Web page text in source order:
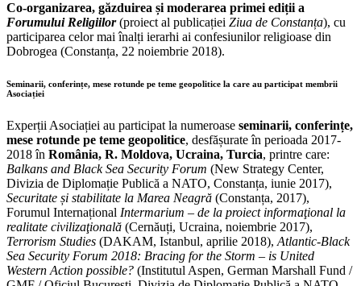
Co-organizarea, găzduirea și moderarea primei ediții a
Forumului Religiilor(proiect al publicației Ziua de Constanța), cu
participarea celor mai înalți ierarhi ai confesiunilor religioase din
Dobrogea (Constanța, 22 noiembrie 2018).
Seminarii, conferințe, mese rotunde pe teme geopolitice la care au participat membrii
Asociației
Experții Asociației au participat la numeroase seminarii, conferințe,
mese rotunde pe teme geopolitice, desfășurate în perioada 2017-
2018 în România, R. Moldova, Ucraina, Turcia, printre care:
Balkans and Black Sea Security Forum (New Strategy Center,
Divizia de Diplomație Publică a NATO, Constanța, iunie 2017),
Securitate și stabilitate la Marea Neagră (Constanța, 2017),
Forumul Internațional Intermarium – de la proiect informaţional la
realitate civilizaţională (Cernăuți, Ucraina, noiembrie 2017),
Terrorism Studies (DAKAM, Istanbul, aprilie 2018), Atlantic-Black
Sea Security Forum 2018: Bracing for the Storm – is United
Western Action possible? (Institutul Aspen, German Marshall Fund /